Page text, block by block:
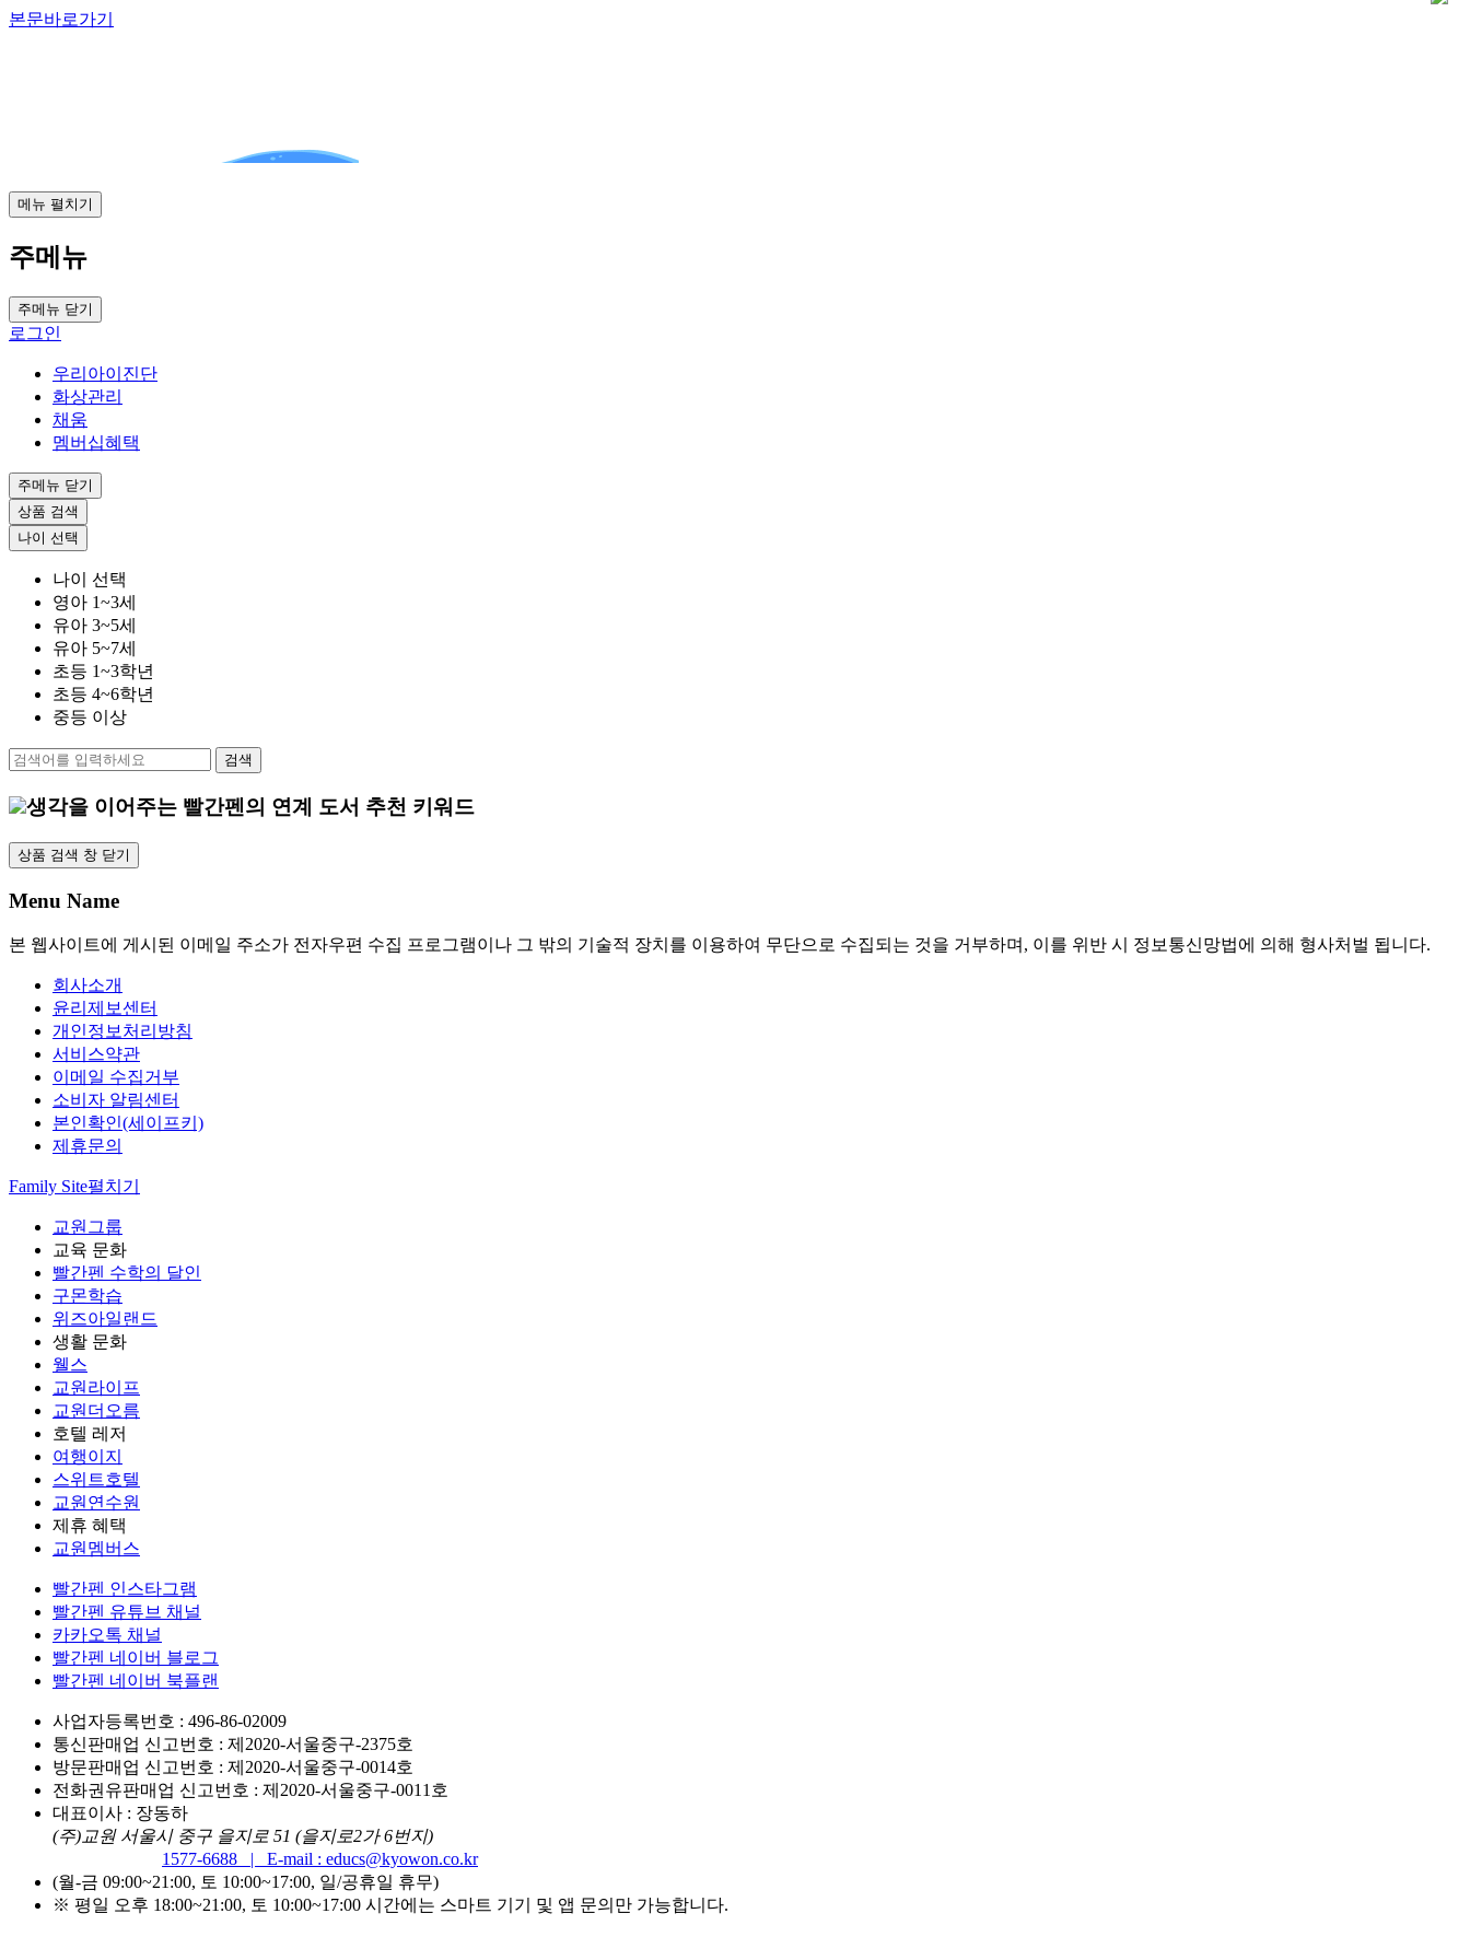
본문바로가기
메뉴 펼치기
주메뉴
주메뉴 닫기
로그인
우리아이진단
화상관리
채움
멤버십혜택
주메뉴 닫기
상품 검색
나이 선택
나이 선택
영아 1~3세
유아 3~5세
유아 5~7세
초등 1~3학년
초등 4~6학년
중등 이상
검색
생각을 이어주는 빨간펜의 연계 도서 추천 키워드
상품 검색 창 닫기
Menu Name
본 웹사이트에 게시된 이메일 주소가 전자우편 수집 프로그램이나 그 밖의 기술적 장치를 이용하여 무단으로 수집되는 것을 거부하며, 이를 위반 시 정보통신망법에 의해 형사처벌 됩니다.
회사소개
윤리제보센터
개인정보처리방침
서비스약관
이메일 수집거부
소비자 알림센터
본인확인(세이프키)
제휴문의
Family Site펼치기
교원그룹
교육 문화
빨간펜 수학의 달인
구몬학습
위즈아일랜드
생활 문화
웰스
교원라이프
교원더오름
호텔 레저
여행이지
스위트호텔
교원연수원
제휴 혜택
교원멤버스
빨간펜 인스타그램
빨간펜 유튜브 채널
카카오톡 채널
빨간펜 네이버 블로그
빨간펜 네이버 북플랜
사업자등록번호 : 496-86-02009
통신판매업 신고번호 : 제2020-서울중구-2375호
방문판매업 신고번호 : 제2020-서울중구-0014호
전화권유판매업 신고번호 : 제2020-서울중구-0011호
대표이사 : 장동하
(주)교원 서울시 중구 을지로 51 (을지로2가 6번지)
1577-6688 | E-mail : educs@kyowon.co.kr
(월-금 09:00~21:00, 토 10:00~17:00, 일/공휴일 휴무)
※ 평일 오후 18:00~21:00, 토 10:00~17:00 시간에는 스마트 기기 및 앱 문의만 가능합니다.